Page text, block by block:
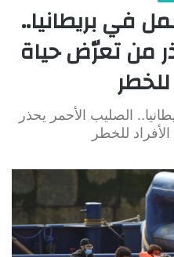
في بريطانيا..
من تعرّض حياة
للخطر
الصليب الأحمر يحذر
للخطر